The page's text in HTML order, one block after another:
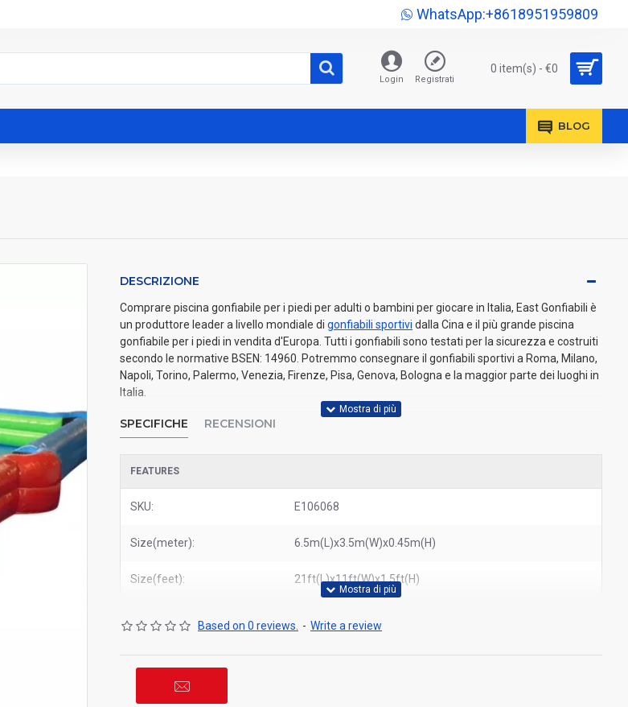
WhatsApp:+8618951959809
Login Registrati
0 item(s) - €0
BLOG
DESCRIZIONE
Comprare piscina gonfiabile per i piedi per adulti o bambini per giocare in Italia, East Gonfiabili è
un produttore leader a livello mondiale di gonfiabili sportivi dalla Cina e il più grande piscina
gonfiabile per i piedi in vendita d'Europa. Tutti i gonfiabili sono testati per la sicurezza e costruiti
secondo le normative BSEN: 14960. Potremmo consegnare il gonfiabili sportivi a Roma, Milano,
Napoli, Torino, Palermo, Venezia, Firenze, Pisa, Genova, Bologna e la maggior parte dei luoghi in
Italia.
SPECIFICHE RECENSIONI
FEATURES
SKU: E106068
Size(meter): 6.5m(L)x3.5m(W)x0.45m(H)
Size(feet): 21ft(L)x11ft(W)x1.5ft(H)
Based on 0 reviews. - Write a review